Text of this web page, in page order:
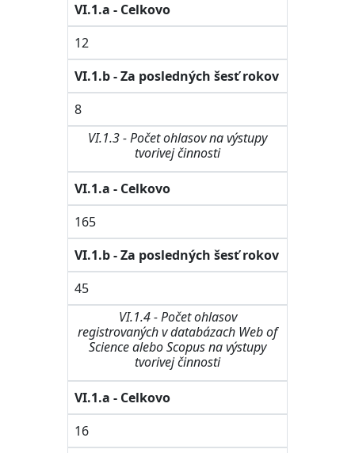
VI.1.a - Celkovo
12
VI.1.b - Za posledných šesť rokov
8
VI.1.3 - Počet ohlasov na výstupy
tvorivej činnosti
VI.1.a - Celkovo
165
VI.1.b - Za posledných šesť rokov
45
VI.1.4 - Počet ohlasov
registrovaných v databázach Web of
Science alebo Scopus na výstupy
tvorivej činnosti
VI.1.a - Celkovo
16